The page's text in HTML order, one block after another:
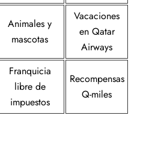
Animales y
mascotas
Vacaciones
en Qatar
Airways
Franquicia
libre de
impuestos
Recompensas
Q-miles